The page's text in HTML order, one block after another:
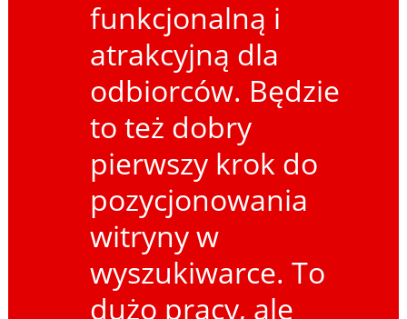
funkcjonalną i
atrakcyjną dla
odbiorców. Będzie
to też dobry
pierwszy krok do
pozycjonowania
witryny w
wyszukiwarce. To
dużo pracy, ale